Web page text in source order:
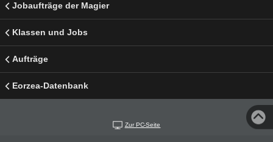
Jobaufträge der Magier
Klassen und Jobs
Aufträge
Eorzea-Datenbank
Zur PC-Seite